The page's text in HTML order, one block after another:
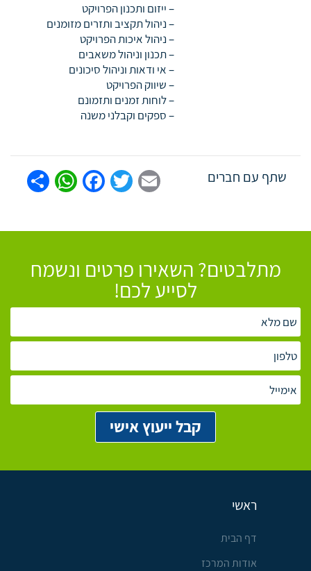
– ייזום ותכנון הפרויקט
– ניהול תקציב ותזרים מזומנים
– ניהול איכות הפרויקט
– תכנון וניהול משאבים
– אי ודאות וניהול סיכונים
– שיווק הפרויקט
– לוחות זמנים ותזמונם
– ספקים וקבלני משנה
שתף עם חברים Email
Twitter
מתלבטים? השאירו פרטים ונשמח
לסייע לכם!
ראשי
דף הבית
אודות המרכז